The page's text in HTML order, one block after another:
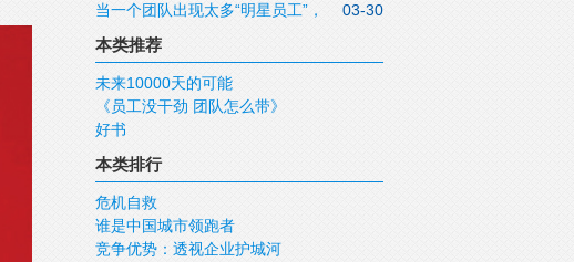
03-30
当一个团队出现太多“明星员工”，
是好事吗？
本类推荐
未来10000天的可能
《员工没干劲 团队怎么带》
好书
本类排行
危机自救
谁是中国城市领跑者
竞争优势：透视企业护城河